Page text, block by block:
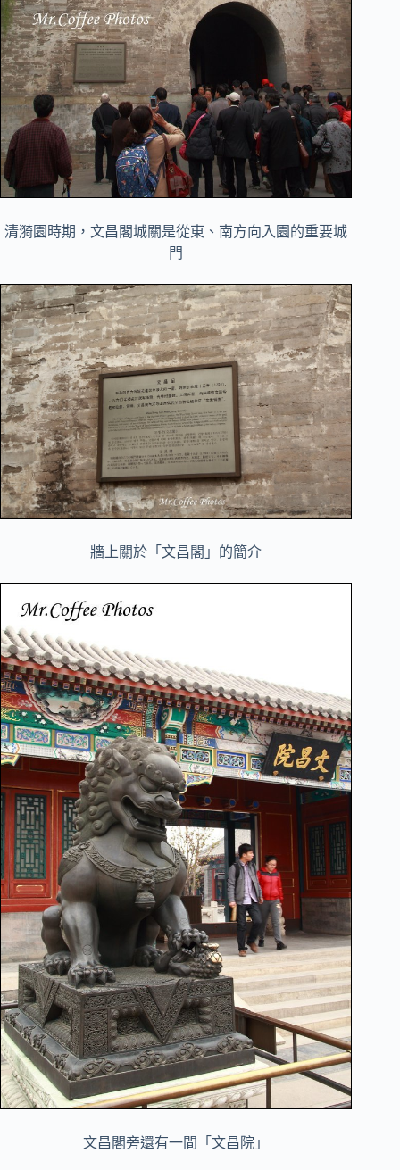
清漪園時期，文昌閣城關是從東、南方向入園的重要城
門
牆上關於「文昌閣」的簡介
文昌閣旁還有一間「文昌院」